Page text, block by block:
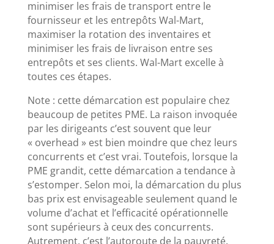
minimiser les frais de transport entre le
fournisseur et les entrepôts Wal-Mart,
maximiser la rotation des inventaires et
minimiser les frais de livraison entre ses
entrepôts et ses clients. Wal-Mart excelle à
toutes ces étapes.
Note : cette démarcation est populaire chez
beaucoup de petites PME. La raison invoquée
par les dirigeants c’est souvent que leur
« overhead » est bien moindre que chez leurs
concurrents et c’est vrai. Toutefois, lorsque la
PME grandit, cette démarcation a tendance à
s’estomper. Selon moi, la démarcation du plus
bas prix est envisageable seulement quand le
volume d’achat et l’efficacité opérationnelle
sont supérieurs à ceux des concurrents.
Autrement, c’est l’autoroute de la pauvreté.